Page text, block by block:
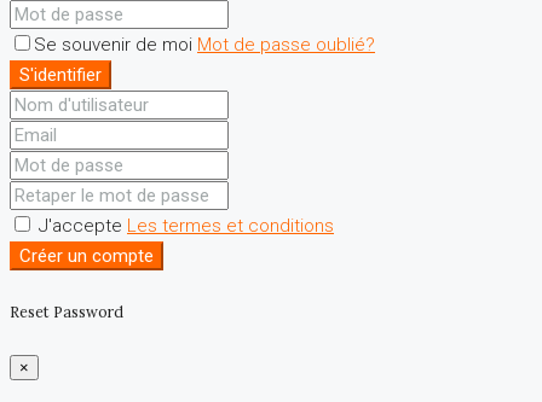
Se souvenir de moi Mot de passe oublié?
S'identifier
J'accepte Les termes et conditions
Créer un compte
Reset Password
×